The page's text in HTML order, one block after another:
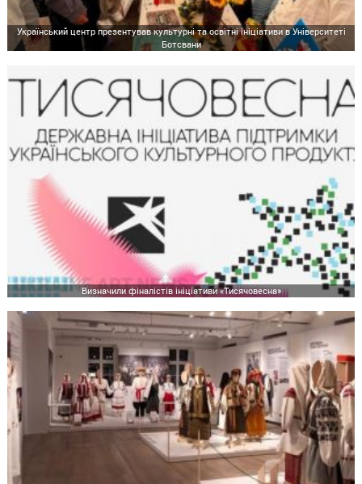
Український центр презентував культурні та освітні ініціативи в Університеті
Ботсвани
Визначили фіналістів ініціативи «Тисячовесна»